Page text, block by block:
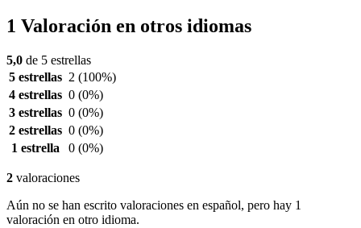
1 Valoración en otros idiomas
5,0 de 5 estrellas
5 estrellas 2 (100%)
4 estrellas 0 (0%)
3 estrellas 0 (0%)
2 estrellas 0 (0%)
1 estrella
0 (0%)
2 valoraciones
Aún no se han escrito valoraciones en español, pero hay 1
valoración en otro idioma.